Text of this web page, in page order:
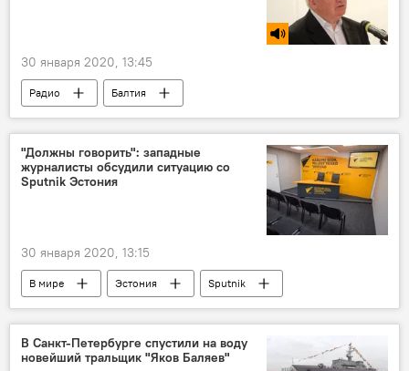
30 января 2020, 13:45
Радио
Балтия
Парламентская Ассамблея Совета Европы (ПАСЕ)
Россия
Возвращение России в ПАСЕ
"Должны говорить": западные
журналисты обсудили ситуацию со
Sputnik Эстония
30 января 2020, 13:15
В мире Эстония Sputnik
В Санкт-Петербурге спустили на воду
новейший тральщик "Яков Баляев"